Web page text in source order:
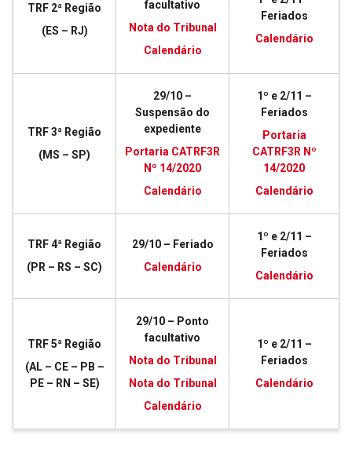
TRF 2ª Região
(ES – RJ)
facultativo
Nota do Tribunal
Calendário
Feriados
Calendário
TRF 3ª Região
(MS – SP)
29/10 –
Suspensão do
expediente
Portaria CATRF3R
Nº 14/2020
Calendário
1º e 2/11 –
Feriados
Portaria
CATRF3R Nº
14/2020
Calendário
TRF 4ª Região
(PR – RS – SC)
29/10 – Feriado
Calendário
1º e 2/11 –
Feriados
Calendário
TRF 5ª Região
(AL – CE – PB –
PE – RN – SE)
29/10 – Ponto
facultativo
Nota do Tribunal
Nota do Tribunal
Calendário
1º e 2/11 –
Feriados
Calendário